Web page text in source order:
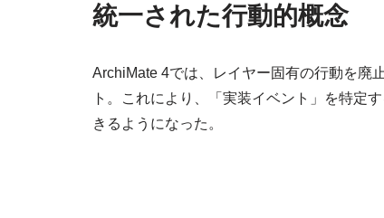
統一された行動的概念
ArchiMate 4では、レイヤー固有の行動を廃
ト。これにより、「実装イベント」を特定
きるようになった。